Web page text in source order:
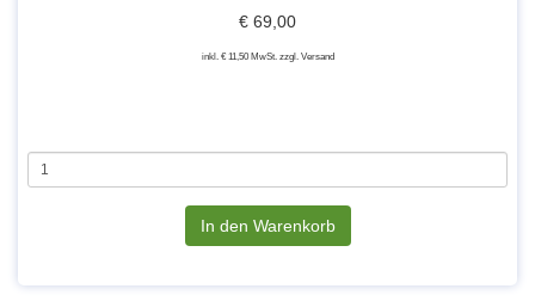
€ 69,00
inkl. € 11,50 MwSt. zzgl. Versand
In den Warenkorb